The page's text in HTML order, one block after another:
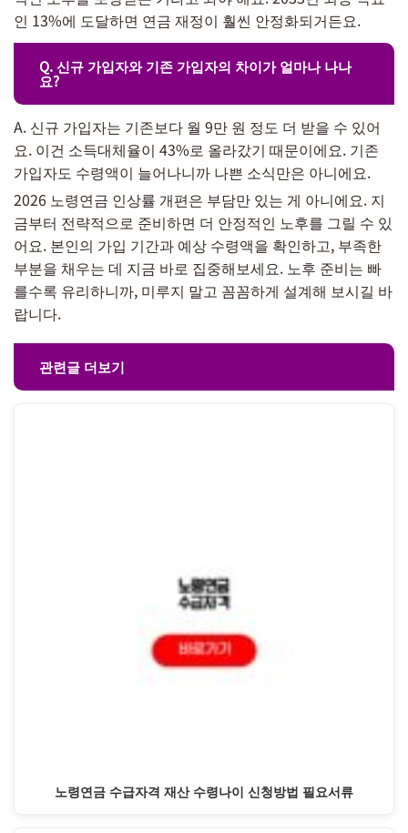
인 13%에 도달하면 연금 재정이 훨씬 안정화되거든요.
Q. 신규 가입자와 기존 가입자의 차이가 얼마나 나나
요?
A. 신규 가입자는 기존보다 월 9만 원 정도 더 받을 수 있어
요. 이건 소득대체율이 43%로 올라갔기 때문이에요. 기존
가입자도 수령액이 늘어나니까 나쁜 소식만은 아니에요.
2026 노령연금 인상률 개편은 부담만 있는 게 아니에요. 지
금부터 전략적으로 준비하면 더 안정적인 노후를 그릴 수 있
어요. 본인의 가입 기간과 예상 수령액을 확인하고, 부족한
부분을 채우는 데 지금 바로 집중해보세요. 노후 준비는 빠
를수록 유리하니까, 미루지 말고 꼼꼼하게 설계해 보시길 바
랍니다.
관련글 더보기
노령연금 수급자격 재산 수령나이 신청방법 필요서류